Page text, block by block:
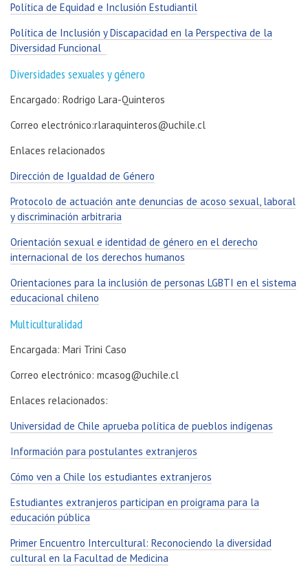
Política de Equidad e Inclusión Estudiantil
Política de Inclusión y Discapacidad en la Perspectiva de la
Diversidad Funcional
Diversidades sexuales y género
Encargado: Rodrigo Lara-Quinteros
Correo electrónico:rlaraquinteros@uchile.cl
Enlaces relacionados
Dirección de Igualdad de Género
Protocolo de actuación ante denuncias de acoso sexual, laboral
y discriminación arbitraria
Orientación sexual e identidad de género en el derecho
internacional de los derechos humanos
Orientaciones para la inclusión de personas LGBTI en el sistema
educacional chileno
Multiculturalidad
Encargada: Mari Trini Caso
Correo electrónico: mcasog@uchile.cl
Enlaces relacionados:
Universidad de Chile aprueba política de pueblos indígenas
Información para postulantes extranjeros
Cómo ven a Chile los estudiantes extranjeros
Estudiantes extranjeros participan en proigrama para la
educación pública
Primer Encuentro Intercultural: Reconociendo la diversidad
cultural en la Facultad de Medicina